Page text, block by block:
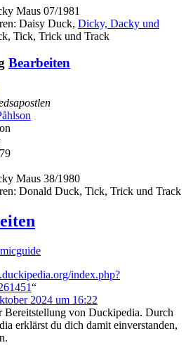
Maus 07/1981
Daisy Duck, Dicky, Dacky und
Tick, Trick und Track
Bearbeiten
Maus 38/1980
Donald Duck, Tick, Trick und Track
index.php?
“
2024 um 16:22
Bereitstellung von Duckipedia. Durch
erklärst du dich damit einverstanden,